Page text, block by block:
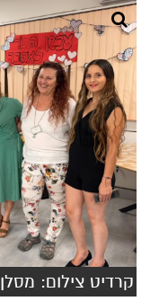
קרדיט צילום: מסלן